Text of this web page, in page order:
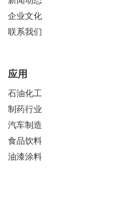
企业文化
联系我们
应用
石油化工
制药行业
汽车制造
食品饮料
油漆涂料